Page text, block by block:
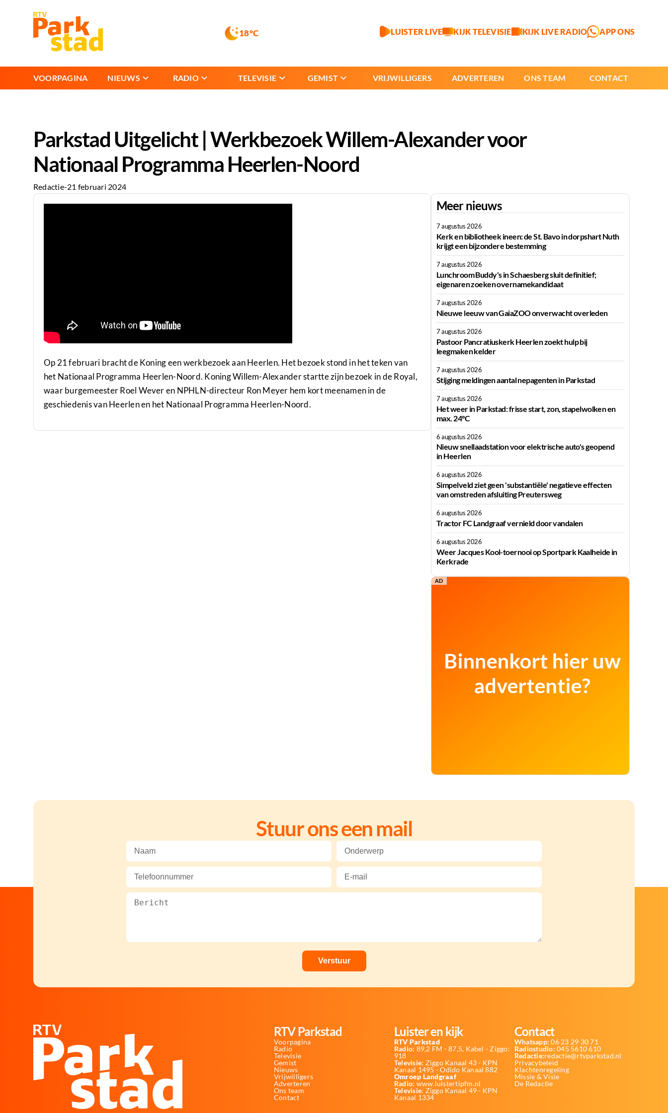
18°C LUISTER LIVE KIJK TELEVISIE KIJK LIVE RADIO APP ONS
VOORPAGINA NIEUWS RADIO TELEVISIE GEMIST VRIJWILLIGERS ADVERTEREN ONS TEAM CONTACT
Parkstad Uitgelicht | Werkbezoek Willem-Alexander voor
Nationaal Programma Heerlen-Noord
Redactie-21 februari 2024
Op 21 februari bracht de Koning een werkbezoek aan Heerlen. Het bezoek stond in het teken van
het Nationaal Programma Heerlen-Noord. Koning Willem-Alexander startte zijn bezoek in de Royal,
waar burgemeester Roel Wever en NPHLN-directeur Ron Meyer hem kort meenamen in de
geschiedenis van Heerlen en het Nationaal Programma Heerlen-Noord.
Meer nieuws
7 augustus 2026
Kerk en bibliotheek ineen: de St. Bavo in dorpshart Nuth
krijgt een bijzondere bestemming
7 augustus 2026
Lunchroom Buddy's in Schaesberg sluit definitief;
eigenaren zoeken overnamekandidaat
7 augustus 2026
Nieuwe leeuw van GaiaZOO onverwacht overleden
7 augustus 2026
Pastoor Pancratiuskerk Heerlen zoekt hulp bij
leegmaken kelder
7 augustus 2026
Stijging meldingen aantal nepagenten in Parkstad
7 augustus 2026
Het weer in Parkstad: frisse start, zon, stapelwolken en
max. 24°C
6 augustus 2026
Nieuw snellaadstation voor elektrische auto's geopend
in Heerlen
6 augustus 2026
Simpelveld ziet geen 'substantiële' negatieve effecten
van omstreden afsluiting Preutersweg
6 augustus 2026
Tractor FC Landgraaf vernield door vandalen
6 augustus 2026
Weer Jacques Kool-toernooi op Sportpark Kaalheide in
Kerkrade
AD
Stuur ons een mail
RTV Parkstad
Voorpagina
Radio
Televisie
Gemist
Nieuws
Vrijwilligers
Adverteren
Ons team
Contact
Luister en kijk
RTV Parkstad
Radio: 89,2 FM - 87,5, Kabel - Ziggo:
918
Televisie: Ziggo Kanaal 43 - KPN
Kanaal 1495 - Odido Kanaal 882
Omroep Landgraaf
Radio: www.luistertipfm.nl
Televisie: Ziggo Kanaal 49 - KPN
Kanaal 1334
Contact
Whatsapp: 06 23 29 30 71
Radiostudio: 045 5610 610
Redactie:redactie@rtvparkstad.nl
Privacybeleid
Klachtenregeling
Missie & Visie
De Redactie